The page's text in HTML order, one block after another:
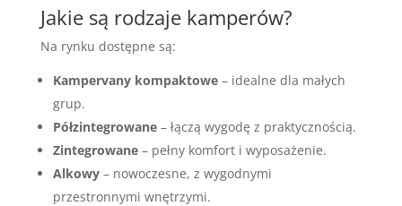
Jakie są rodzaje kamperów?
Na rynku dostępne są:
Kampervany kompaktowe– idealne dla małych
grup.
Półzintegrowane– łączą wygodę z praktycznością.
Zintegrowane– pełny komfort i wyposażenie.
Alkowy– nowoczesne, z wygodnymi
przestronnymi wnętrzymi.